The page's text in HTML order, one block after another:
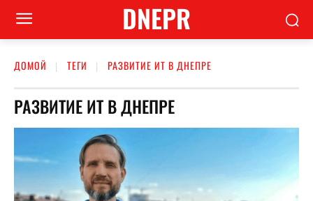
DNEPR
ДОМОЙ ТЕГИ РАЗВИТИЕ ИТ В ДНЕПРЕ
РАЗВИТИЕ ИТ В ДНЕПРЕ